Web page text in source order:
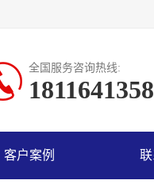
全国服务咨询热线:
客户案例